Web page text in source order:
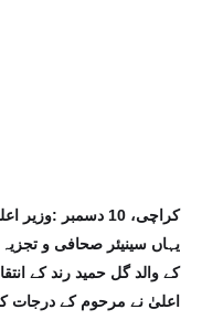
کراچی، 10 دسمبر
یہاں سینیئر صحافی و
کے والد گل حمید رند کے
اعلیٰ نے مرحوم کے درجات